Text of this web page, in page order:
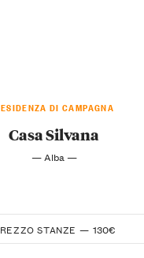
DI CAMPAGNA
Casa Silvana
— Alba —
STANZE — 130€